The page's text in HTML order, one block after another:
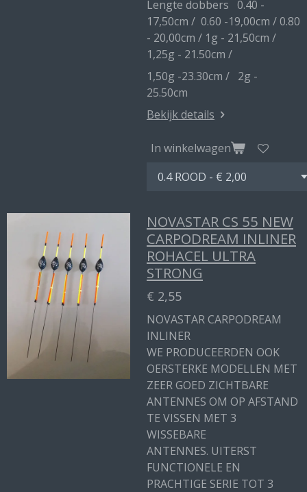
Lengte dobbers 0.40 -
17,50cm / 0.60 -19,00cm / 0.80
- 20,00cm / 1g - 21,50cm /
1,25g - 21.50cm /
1,50g -23.30cm / 2g -
25.50cm
Bekijk details
In winkelwagen
NOVASTAR CS 55 NEW
CARPODREAM INLINER
ROHACEL ULTRA
STRONG
€ 2,55
NOVASTAR CARPODREAM
INLINER
WE PRODUCEERDEN OOK
OERSTERKE MODELLEN MET
ZEER GOED ZICHTBARE
ANTENNES OM OP AFSTAND
TE VISSEN MET 3
WISSEBARE
ANTENNES. UITERST
FUNCTIONELE EN
PRACHTIGE SERIE TOT 3